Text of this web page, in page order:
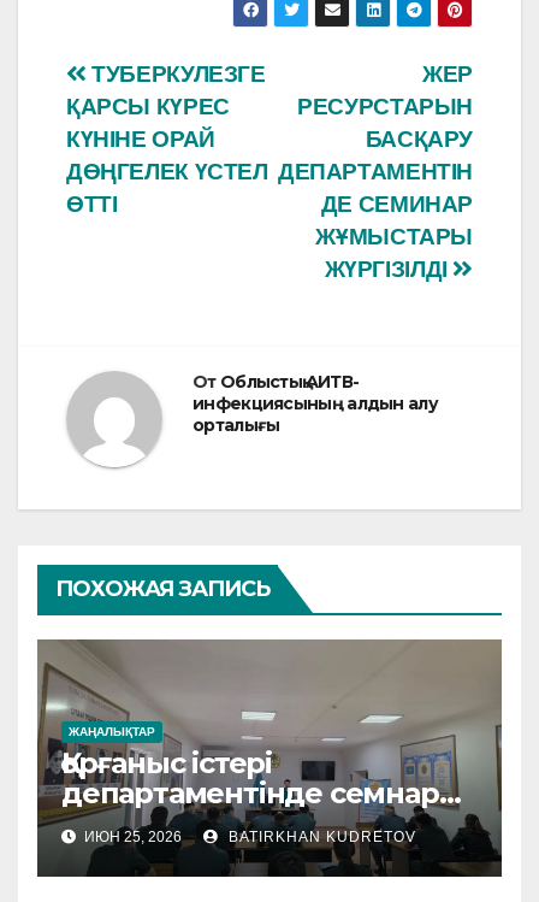
e
b
o
o
k
at
s
A
p
p
Навигация
по
записям
ЖЕР
РЕСУРСТАРЫН
БАСҚАРУ
ДЕПАРТАМЕНТІН
ДЕ СЕМИНАР
ЖҰМЫСТАРЫ
ЖҮРГІЗІЛДІ
ТУБЕРКУЛЕЗГЕ
ҚАРСЫ КҮРЕС
КҮНІНЕ ОРАЙ
ДӨҢГЕЛЕК ҮСТЕЛ
ӨТТІ
От Облыстық АИТВ-
инфекциясының алдын алу
орталығы
ПОХОЖАЯ ЗАПИСЬ
ЖАҢАЛЫҚТАР
Қорғаныс істері
департаментінде семнар
өтті
ИЮН 25, 2026 BATIRKHAN KUDRETOV